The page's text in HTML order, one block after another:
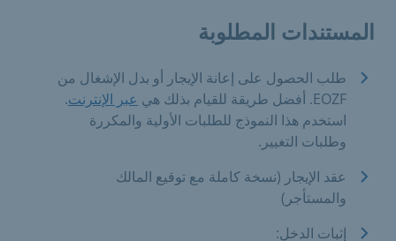
المستندات المطلوبة
طلب الحصول على إعانة الإيجار أو بدل الإشغال من
EOZF. أفضل طريقة للقيام بذلك هي
عبر الإنترنت.
استخدم هذا النموذج للطلبات الأولية والمكررة
وطلبات التغيير.
عقد الإيجار (نسخة كاملة مع توقيع المالك
والمستأجر)
إثبات الدخل: